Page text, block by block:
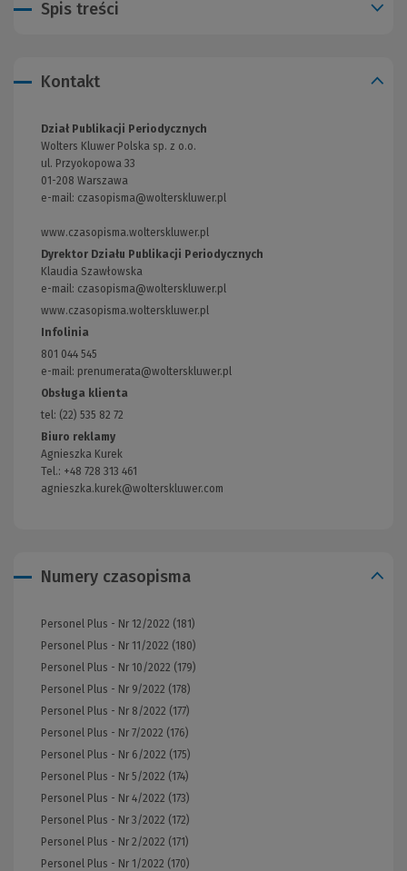
Spis treści
Kontakt
Dział Publikacji Periodycznych
Wolters Kluwer Polska sp. z o.o.
ul. Przyokopowa 33
01-208 Warszawa
e-mail: czasopisma@wolterskluwer.pl
www.czasopisma.wolterskluwer.pl
do
strony)
Dyrektor Działu Publikacji Periodycznych
Klaudia Szawłowska
e-mail: czasopisma@wolterskluwer.pl
www.czasopisma.wolterskluwer.pl
Infolinia
801 044 545
e-mail: prenumerata@wolterskluwer.pl
Obsługa klienta
tel: (22) 535 82 72
Biuro reklamy
Agnieszka Kurek
Tel.: +48 728 313 461
agnieszka.kurek@wolterskluwer.com
Numery czasopisma
Personel Plus - Nr 12/2022 (181)
Personel Plus - Nr 11/2022 (180)
Personel Plus - Nr 10/2022 (179)
Personel Plus - Nr 9/2022 (178)
Personel Plus - Nr 8/2022 (177)
Personel Plus - Nr 7/2022 (176)
Personel Plus - Nr 6/2022 (175)
Personel Plus - Nr 5/2022 (174)
Personel Plus - Nr 4/2022 (173)
Personel Plus - Nr 3/2022 (172)
Personel Plus - Nr 2/2022 (171)
Personel Plus - Nr 1/2022 (170)